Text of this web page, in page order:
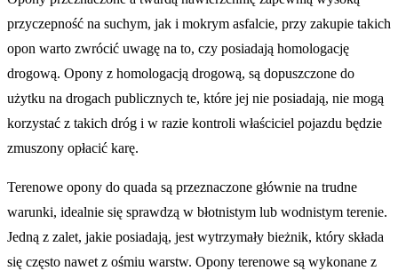
przyczepność na suchym, jak i mokrym asfalcie, przy zakupie takich
opon warto zwrócić uwagę na to, czy posiadają homologację
drogową. Opony z homologacją drogową, są dopuszczone do
użytku na drogach publicznych te, które jej nie posiadają, nie mogą
korzystać z takich dróg i w razie kontroli właściciel pojazdu będzie
zmuszony opłacić karę.
Terenowe opony do quada są przeznaczone głównie na trudne
warunki, idealnie się sprawdzą w błotnistym lub wodnistym terenie.
Jedną z zalet, jakie posiadają, jest wytrzymały bieżnik, który składa
się często nawet z ośmiu warstw. Opony terenowe są wykonane z